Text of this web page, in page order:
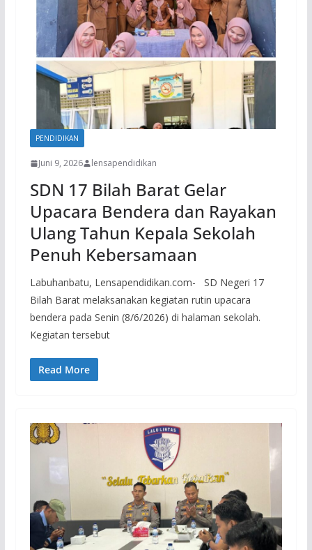
PENDIDIKAN
Juni 9, 2026 lensapendidikan
SDN 17 Bilah Barat Gelar
Upacara Bendera dan Rayakan
Ulang Tahun Kepala Sekolah
Penuh Kebersamaan
Labuhanbatu, Lensapendidikan.com- SD Negeri 17
Bilah Barat melaksanakan kegiatan rutin upacara
bendera pada Senin (8/6/2026) di halaman sekolah.
Kegiatan tersebut
Read More